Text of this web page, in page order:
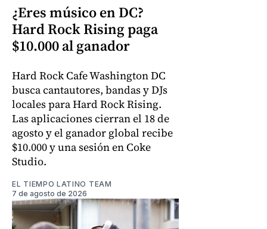
¿Eres músico en DC?
Hard Rock Rising paga
$10.000 al ganador
Hard Rock Cafe Washington DC
busca cantautores, bandas y DJs
locales para Hard Rock Rising.
Las aplicaciones cierran el 18 de
agosto y el ganador global recibe
$10.000 y una sesión en Coke
Studio.
EL TIEMPO LATINO TEAM
7 de agosto de 2026